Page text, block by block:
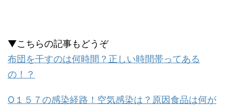
▼こちらの記事もどうぞ
布団を干すのは何時間？正しい時間帯ってある
の！？
O１５７の感染経路！空気感染は？原因食品は何が